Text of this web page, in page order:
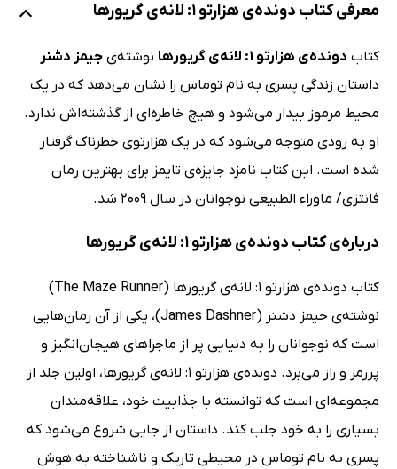
معرفی کتاب دونده‌ی هزارتو 1: لانه‌ی گریورها
کتاب دونده‌ی هزارتو 1: لانه‌ی گریورها نوشته‌ی جیمز دشنر
داستان زندگی پسری به نام توماس را نشان می‌دهد که در یک
محیط مرموز بیدار می‌شود و هیچ خاطره‌ای از گذشته‌اش ندارد.
او به زودی متوجه می‌شود که در یک هزارتوی خطرناک گرفتار
شده است. این کتاب نامزد جایزه‌ی تایمز برای بهترین رمان
فانتزی/ ماوراء الطبیعی نوجوانان در سال 2009 شد.
درباره‌ی کتاب دونده‌ی هزارتو 1: لانه‌ی گریورها
کتاب دونده‌ی هزارتو 1: لانه‌ی گریورها (The Maze Runner)
نوشته‌ی جیمز دشنر (James Dashner)، یکی از آن رمان‌هایی
است که نوجوانان را به دنیایی پر از ماجراهای هیجان‌انگیز و
پررمز و راز می‌برد. دونده‌ی هزارتو 1: لانه‌ی گریورها، اولین جلد از
مجموعه‌ای است که توانسته با جذابیت خود، علاقه‌مندان
بسیاری را به خود جلب کند. داستان از جایی شروع می‌شود که
پسری به نام توماس در محیطی تاریک و ناشناخته به هوش